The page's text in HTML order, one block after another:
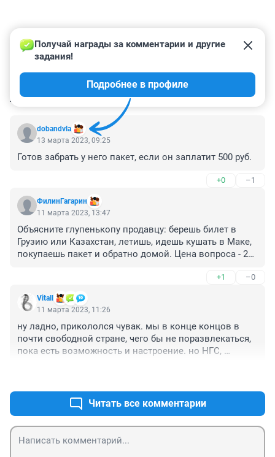
КОММЕНТАРИИ 88
dobandvla
Получай награды за комментарии и другие
задания!
Подробнее в профиле
13 марта 2023, 09:25
Готов забрать у него пакет, если он заплатит 500 руб.
+0 –1
ФилинГагарин
11 марта 2023, 13:47
Объясните глупенькопу продавцу: берешь билет в
Грузию или Казахстан, летишь, идешь кушать в Маке,
покупаешь пакет и обратно домой. Цена вопроса - 20-
+1 –0
Vitall
11 марта 2023, 11:26
ну ладно, прикололся чувак. мы в конце концов в
почти свободной стране, чего бы не поразвлекаться,
пока есть возможность и настроение. но НГС,
Читать все комментарии